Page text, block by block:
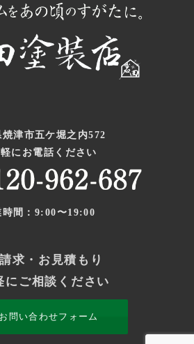
津市五ケ堀之内572
にお電話ください
時間：9:00〜19:00
求・お見積もり
にご相談ください
お問い合わせフォーム